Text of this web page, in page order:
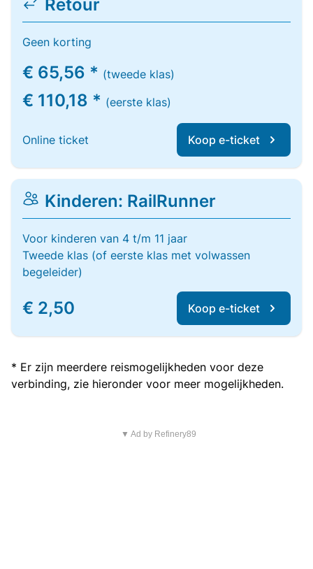
Retour
Geen korting
€ 65,56 * (tweede klas)
€ 110,18 * (eerste klas)
Online ticket Koop e-ticket
Kinderen: RailRunner
Voor kinderen van 4 t/m 11 jaar
Tweede klas (of eerste klas met volwassen
begeleider)
€ 2,50 Koop e-ticket
* Er zijn meerdere reismogelijkheden voor deze
verbinding, zie hieronder voor meer mogelijkheden.
▼ Ad by Refinery89